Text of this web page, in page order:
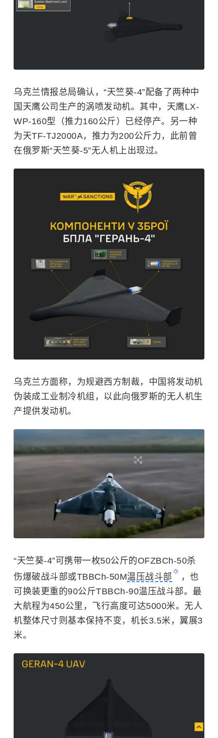
乌克兰情报总局确认，“天竺葵-4”配备了两种中
国天鹰公司生产的涡喷发动机。其中，天鹰LX-
WP-160型（推力160公斤）已经停产。另一种
为天TF-TJ2000A，推力为200公斤力，此前曾
在俄罗斯“天竺葵-5”无人机上出现过。
乌克兰方面称，为规避西方制裁，中国将发动机
伪装成工业制冷机组，以此向俄罗斯的无人机生
产提供发动机。
“天竺葵-4”可携带一枚50公斤的OFZBCh-50杀
伤爆破战斗部或TBBCh-50M温压战斗部
，也
可换装更重的90公斤TBBCh-90温压战斗部。最
大航程为450公里，飞行高度可达5000米。无人
机整体尺寸则基本保持不变，机长3.5米，翼展3
米。